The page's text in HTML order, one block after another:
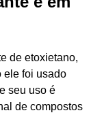
de etoxietano,
ele foi usado
seu uso é
de compostos